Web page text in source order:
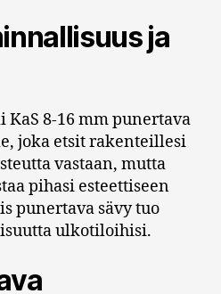
ja
8-16 mm punertava
joka etsit rakenteillesi
vastaan, mutta
pihasi esteettiseen
punertava sävy tuo
ulkotiloihisi.